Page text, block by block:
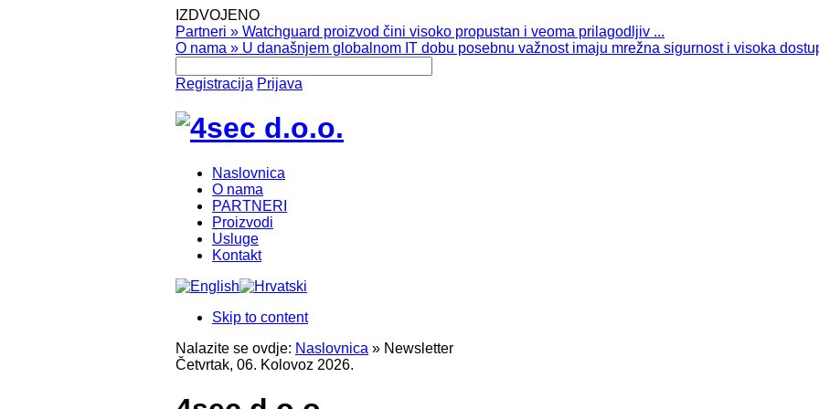
IZDVOJENO
Partneri » Watchguard proizvod čini visoko propustan i veoma prilagodljiv ...
O nama » U današnjem globalnom IT dobu posebnu važnost imaju mrežna sigurnost i visoka
Registracija Prijava
Naslovnica
O nama
PARTNERI
Proizvodi
Usluge
Kontakt
Skip to content
Nalazite se ovdje: Naslovnica » Newsletter
Četvrtak, 06. Kolovoz 2026.